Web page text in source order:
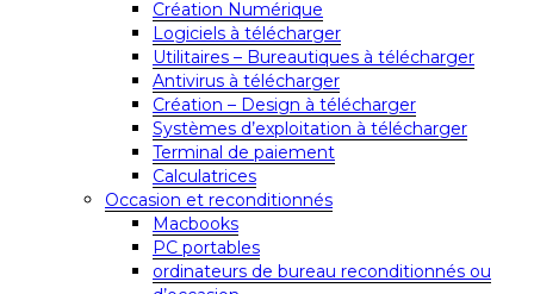
Création Numérique
Logiciels à télécharger
Utilitaires – Bureautiques à télécharger
Antivirus à télécharger
Création – Design à télécharger
Systèmes d’exploitation à télécharger
Terminal de paiement
Calculatrices
Occasion et reconditionnés
Macbooks
PC portables
ordinateurs de bureau reconditionnés ou